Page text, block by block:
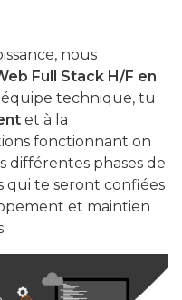
nous
Full Stack H/F en
technique, tu
et à la
fonctionnant on
différentes phases de
qui te seront confiées
et maintien